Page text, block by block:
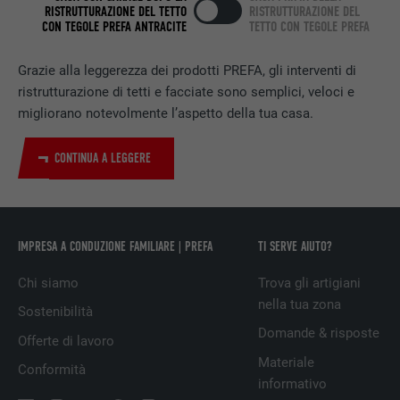
Grazie alla leggerezza dei prodotti PREFA, gli interventi di
ristrutturazione di tetti e facciate sono semplici, veloci e
migliorano notevolmente l’aspetto della tua casa.
CONTINUA A LEGGERE
RISTRUTTURAZIONE DEL TETTO
CON TEGOLE PREFA ANTRACITE
RISTRUTTURAZIONE DEL
TETTO CON TEGOLE PREFA
IMPRESA A CONDUZIONE FAMILIARE | PREFA
Chi siamo
Sostenibilità
Offerte di lavoro
Conformità
TI SERVE AIUTO?
Trova gli artigiani
nella tua zona
Domande & risposte
Materiale
informativo
NOME bscookie
PROVIDER LinkedIn
DECORSO 2 anni
Utilizzato dal servizio di social network
NOME UserMatchHistory
DECORSO
Utilizzato per il tracking degli utenti su